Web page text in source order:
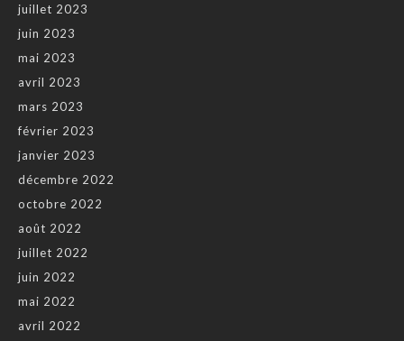
juillet 2023
juin 2023
mai 2023
avril 2023
mars 2023
février 2023
janvier 2023
décembre 2022
octobre 2022
août 2022
juillet 2022
juin 2022
mai 2022
avril 2022